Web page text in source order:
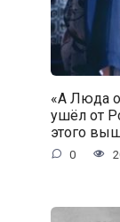
«А Люда
ушёл от
этого
0